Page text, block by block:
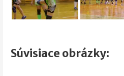
Súvisiace obrázky: